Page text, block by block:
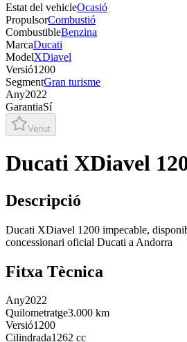
Estat del vehicleOcasió
PropulsorCombustió
CombustibleBenzina
MarcaDucati
ModelXDiavel
Versió1200
SegmentGran turisme
Any2022
GarantiaSí
Venut
Ducati XDiavel
Descripció
Ducati XDiavel 1200 impecable,
concessionari oficial Ducati a Andorra
Fitxa Tècnica
Any2022
Quilometratge3.000 km
Versió1200
Cilindrada1262 cc